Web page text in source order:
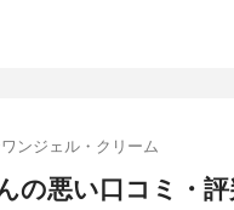
ンジェル・クリーム
の悪い口コミ・